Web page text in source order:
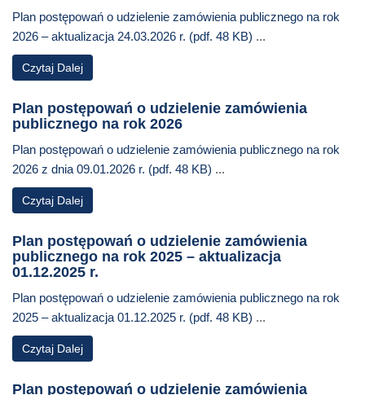
Plan postępowań o udzielenie zamówienia publicznego na rok
2026 – aktualizacja 24.03.2026 r. (pdf. 48 KB) ...
Czytaj Dalej
Plan postępowań o udzielenie zamówienia
publicznego na rok 2026
Plan postępowań o udzielenie zamówienia publicznego na rok
2026 z dnia 09.01.2026 r. (pdf. 48 KB) ...
Czytaj Dalej
Plan postępowań o udzielenie zamówienia
publicznego na rok 2025 – aktualizacja
01.12.2025 r.
Plan postępowań o udzielenie zamówienia publicznego na rok
2025 – aktualizacja 01.12.2025 r. (pdf. 48 KB) ...
Czytaj Dalej
Plan postępowań o udzielenie zamówienia